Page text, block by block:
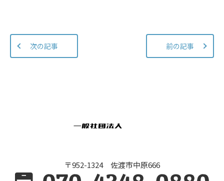
次の記事 前の記事
〒952-1324 佐渡市中原666